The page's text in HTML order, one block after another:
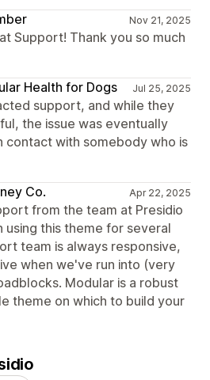
Nov 21, 2025
Support! Thank you so much
Health for Dogs
Jul 25, 2025
support, and while they
the issue was eventually
contact with somebody who is
Co.
Apr 22, 2025
from the team at Presidio
using this theme for several
team is always responsive,
when we've run into (very
Modular is a robust
theme on which to build your